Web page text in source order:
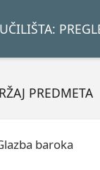
PREDMETA
baroka